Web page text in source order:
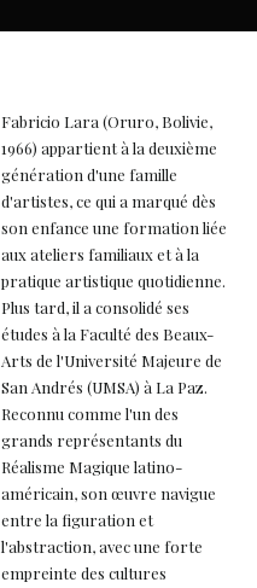
Fabricio Lara (Oruro, Bolivie,
1966) appartient à la deuxième
génération d'une famille
d'artistes, ce qui a marqué dès
son enfance une formation liée
aux ateliers familiaux et à la
pratique artistique quotidienne.
Plus tard, il a consolidé ses
études à la Faculté des Beaux-
Arts de l'Université Majeure de
San Andrés (UMSA) à La Paz.
Reconnu comme l'un des
grands représentants du
Réalisme Magique latino-
américain, son œuvre navigue
entre la figuration et
l'abstraction, avec une forte
empreinte des cultures